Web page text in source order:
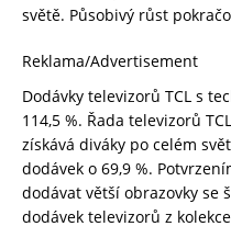
světě. Působivý růst
Reklama/Advertisement
Dodávky televizorů TCL s
114,5 %. Řada televizorů
získává diváky po celém
dodávek o 69,9 %.
dodávat větší obrazovky se
dodávek televizorů z kolekce